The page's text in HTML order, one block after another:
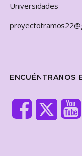
Universidades
ENCUÉNTRANOS